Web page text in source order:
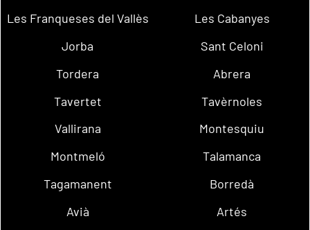
Les Franqueses del Vallès
Les Cabanyes
Jorba
Sant Celoni
Tordera
Abrera
Tavertet
Tavèrnoles
Vallirana
Montesquiu
Montmeló
Talamanca
Tagamanent
Borredà
Avià
Artés